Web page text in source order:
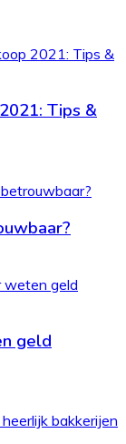
Tips &
geld